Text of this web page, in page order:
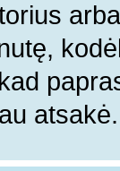
atsakė.